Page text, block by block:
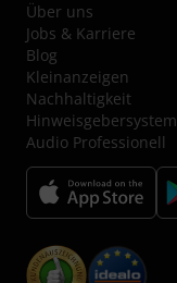
Über uns
Jobs & Karriere
Blog
Kleinanzeigen
Nachhaltigkeit
Hinweisgebersystem
Audio Professionell